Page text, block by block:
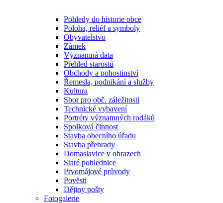
Pohledy do historie obce
Poloha, reliéf a symboly
Obyvatelstvo
Zámek
Významná data
Přehled starostů
Obchody a pohostinství
Řemesla, podnikání a služby
Kultura
Sbor pro obč. záležitosti
Technické vybavení
Portréty významných rodáků
Spolková činnost
Stavba obecního úřadu
Stavba přehrady
Domaslavice v obrazech
Staré pohlednice
Prvomájové průvody
Pověsti
Dějiny pošty
Fotogalerie